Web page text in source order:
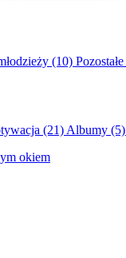
(10) Pozostałe
(21) Albumy (5)